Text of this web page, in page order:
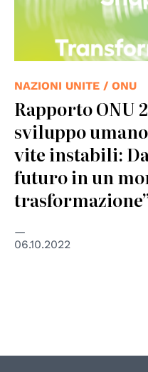
NAZIONI UNITE / ONU
Rapporto ONU
sviluppo
vite instabili:
futuro in un
06.10.2022